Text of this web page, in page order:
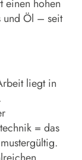
einen hohen
und Öl – seit
liegt in
= das